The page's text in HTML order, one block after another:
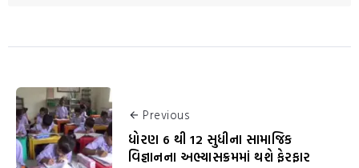
Previous
ધોરણ 6 થી 12 સુધીના સામાજિક
વિજ્ઞાનના અભ્યાસક્રમમાં થશે ફેરફાર